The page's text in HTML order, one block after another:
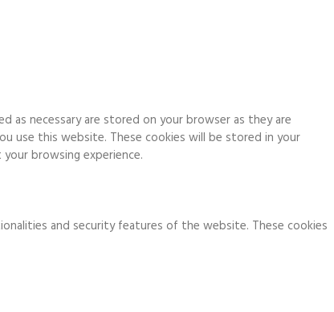
necessary are stored on your browser as they are
use this website. These cookies will be stored in your
browsing experience.
and security features of the website. These cookies